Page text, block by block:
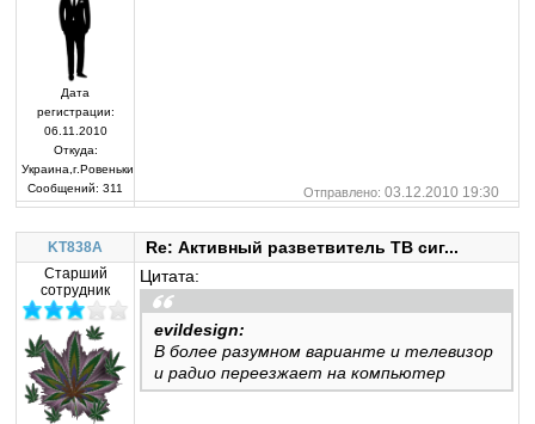
Дата
регистрации:
06.11.2010
Откуда:
Украина,г.Ровеньки
Сообщений: 311 Отправлено: 03.12.2010 19:30
KT838A Re: Активный разветвитель ТВ сиг...
Старший
сотрудник
Цитата:
evildesign:
В более разумном варианте и телевизор
и радио переезжает на компьютер